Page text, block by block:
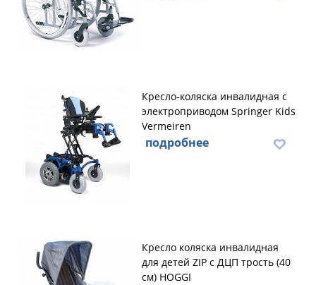
Кресло-коляска инвалидная с
электроприводом Springer Kids
Vermeiren
подробнее
Кресло коляска инвалидная
для детей ZIP с ДЦП трость (40
см) HOGGI